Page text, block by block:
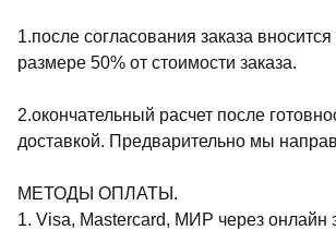
1.после согласования заказа
размере 50% от стоимости заказа.
2.окончательный расчет после
доставкой. Предварительно мы
МЕТОДЫ ОПЛАТЫ.
1. Visa, Mastercard, МИР через онлайн